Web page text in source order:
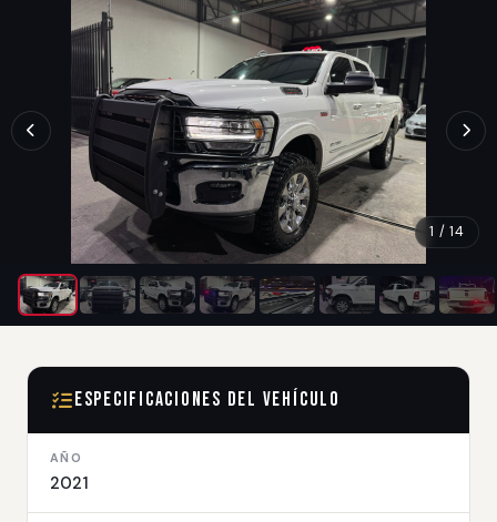
1 / 14
Especificaciones del Vehículo
AÑO
2021